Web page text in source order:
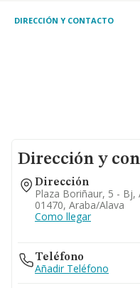
como
DIRECCIÓN Y CONTACTO
Dirección y
Dirección
Plaza Boriñaur, 5 - Bj,
01470, Araba/alava
Como llegar
Teléfono
Añadir Teléfono